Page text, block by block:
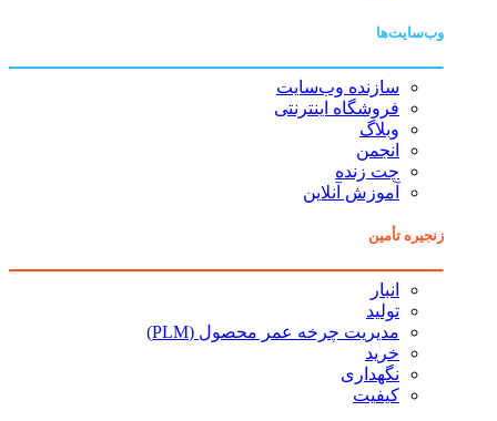
وب‌سایت‌ها
سازنده وب‌سایت
فروشگاه اینترنتی
وبلاگ
انجمن
چت زنده
آموزش آنلاین
زنجیره تأمین
انبار
تولید
مدیریت چرخه عمر محصول (PLM)
خرید
نگهداری
کیفیت